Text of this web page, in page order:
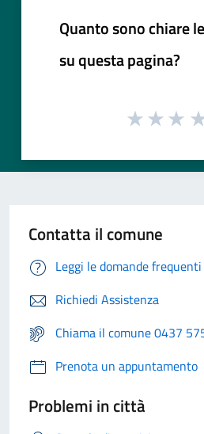
Quanto sono chiare
su questa pagina?
Contatta il comune
Leggi le domande frequenti
Richiedi Assistenza
Chiama il comune 0437
Prenota un appuntamento
Problemi in città